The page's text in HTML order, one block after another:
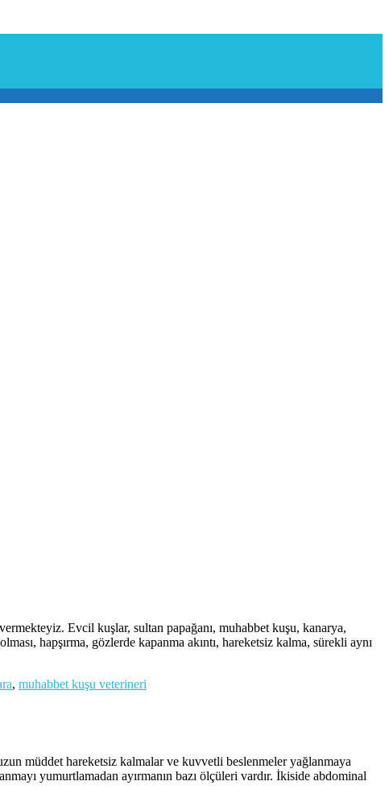
Evcil kuşlar, sultan papağanı, muhabbet kuşu, kanarya,
hapşırma, gözlerde kapanma akıntı, hareketsiz kalma, sürekli aynı
, muhabbet kuşu veterineri
müddet hareketsiz kalmalar ve kuvvetli beslenmeler yağlanmaya
yumurtlamadan ayırmanın bazı ölçüleri vardır. İkiside abdominal